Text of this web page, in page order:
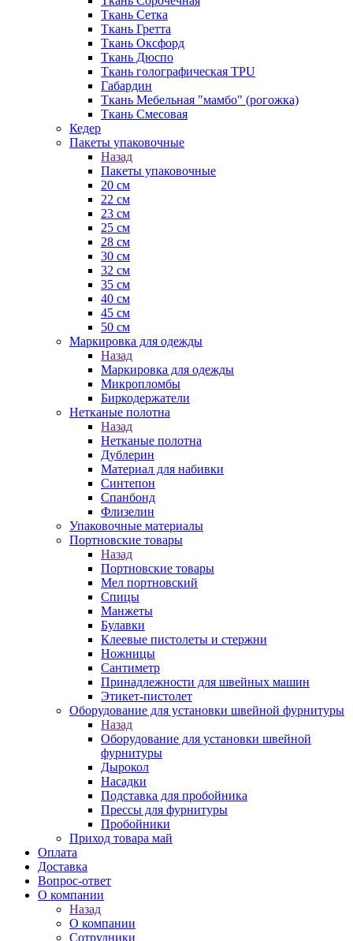
Ткань Сетка
Ткань Гретта
Ткань Оксфорд
Ткань Дюспо
Ткань голографическая TPU
Габардин
Ткань Мебельная "мамбо" (рогожка)
Ткань Смесовая
Кедер
Пакеты упаковочные
Назад
Пакеты упаковочные
20 см
22 см
23 см
25 см
28 см
30 см
32 см
35 см
40 см
45 см
50 см
Маркировка для одежды
Назад
Маркировка для одежды
Микропломбы
Биркодержатели
Нетканые полотна
Назад
Нетканые полотна
Дублерин
Материал для набивки
Синтепон
Спанбонд
Флизелин
Упаковочные материалы
Портновские товары
Назад
Портновские товары
Мел портновский
Спицы
Манжеты
Булавки
Клеевые пистолеты и стержни
Ножницы
Сантиметр
Принадлежности для швейных машин
Этикет-пистолет
Оборудование для установки швейной фурнитуры
Назад
Оборудование для установки швейной
фурнитуры
Дырокол
Насадки
Подставка для пробойника
Прессы для фурнитуры
Пробойники
Приход товара май
Оплата
Доставка
Вопрос-ответ
О компании
Назад
О компании
Сотрудники